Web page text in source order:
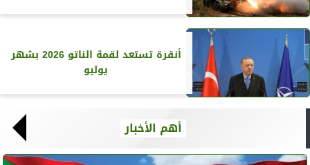
أنقرة تستعد لقمة الناتو 2026 بشهر
يوليو
أهم الأخبار